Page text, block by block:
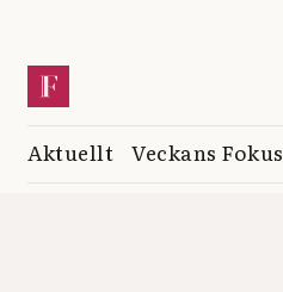
Aktuellt Veckans Fokus